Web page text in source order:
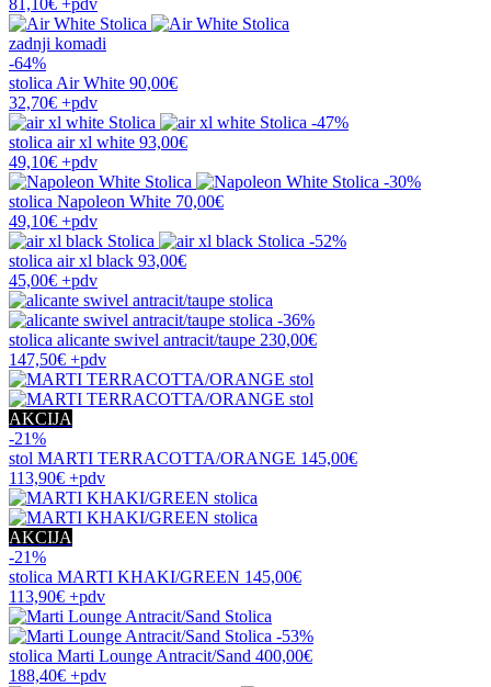
81,10€ +pdv
zadnji komadi
-64%
stolicaAir White 90,00€
32,70€ +pdv
-47%
stolica air xl white 93,00€
49,10€ +pdv
-30%
stolica Napoleon White 70,00€
49,10€ +pdv
-52%
stolica air xl black 93,00€
45,00€ +pdv
-36%
stolica alicante swivel antracit/taupe 230,00€
147,50€ +pdv
AKCIJA
-21%
stol MARTI TERRACOTTA/ORANGE 145,00€
113,90€ +pdv
AKCIJA
-21%
stolica MARTI KHAKI/GREEN 145,00€
113,90€ +pdv
-53%
stolica Marti Lounge Antracit/Sand 400,00€
188,40€ +pdv